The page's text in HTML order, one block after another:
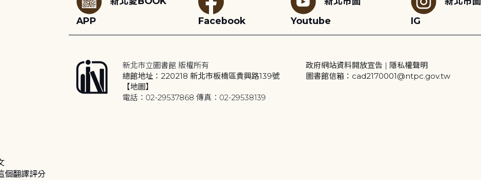
APP
Facebook
Youtube
IG
新北市立圖書館 版權所有
總館地址：220218 新北市板橋區貴興路139號
【地圖】
電話：02-29537868 傳真：02-29538139
政府網站資料開放宣告 | 隱私權聲明
圖書館信箱：cad2170001@ntpc.gov.tw
個翻譯評分